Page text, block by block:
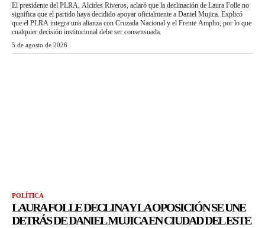
El presidente del PLRA, Alcides Riveros, aclaró que la declinación de Laura Folle no
significa que el partido haya decidido apoyar oficialmente a Daniel Mujica. Explicó
que el PLRA integra una alianza con Cruzada Nacional y el Frente Amplio, por lo que
cualquier decisión institucional debe ser consensuada.
5 de agosto de 2026
POLÍTICA
LAURA FOLLE DECLINA Y LA OPOSICIÓN SE UNE
DETRÁS DE DANIEL MUJICA EN CIUDAD DEL ESTE